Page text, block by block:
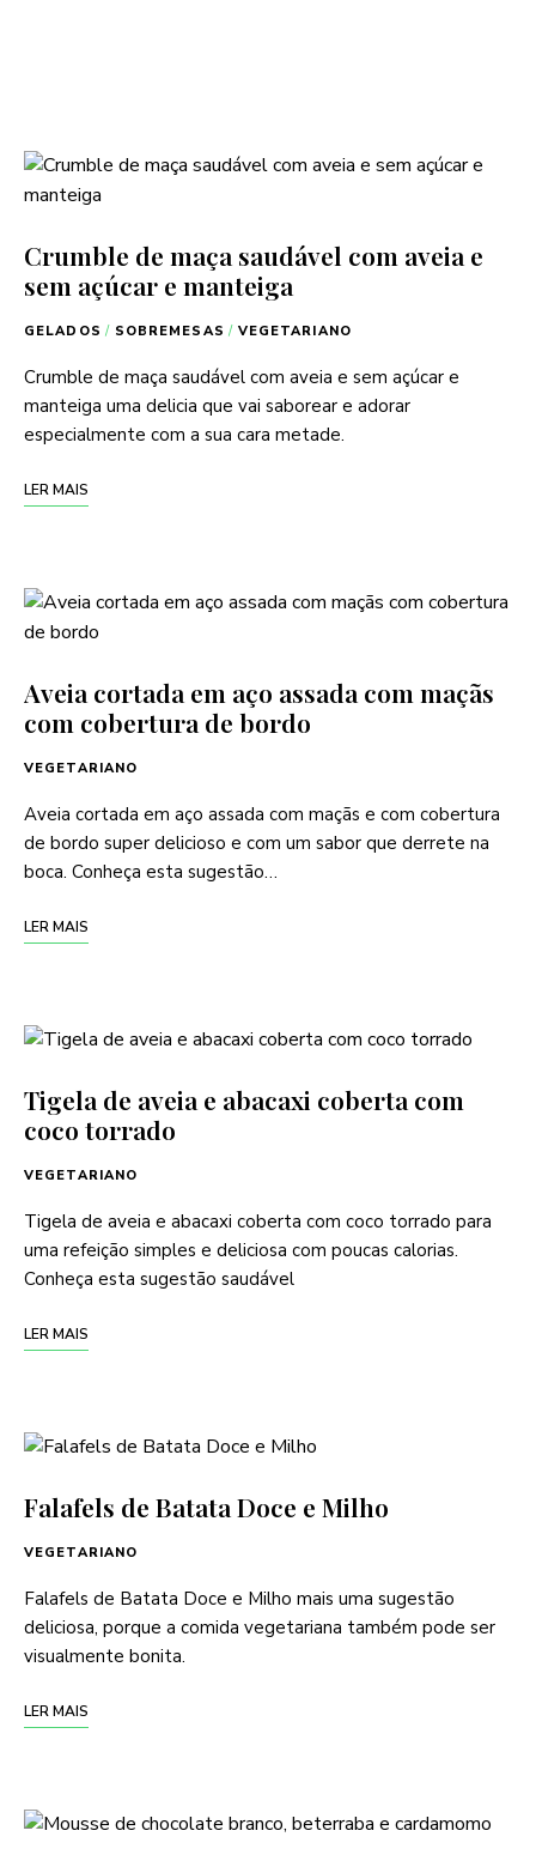
Crumble de maça saudável com aveia e
sem açúcar e manteiga
GELADOS / SOBREMESAS / VEGETARIANO
Crumble de maça saudável com aveia e sem açúcar e
manteiga uma delicia que vai saborear e adorar
especialmente com a sua cara metade.
LER MAIS
Aveia cortada em aço assada com maçãs
com cobertura de bordo
VEGETARIANO
Aveia cortada em aço assada com maçãs e com cobertura
de bordo super delicioso e com um sabor que derrete na
boca. Conheça esta sugestão…
LER MAIS
Tigela de aveia e abacaxi coberta com
coco torrado
VEGETARIANO
Tigela de aveia e abacaxi coberta com coco torrado para
uma refeição simples e deliciosa com poucas calorias.
Conheça esta sugestão saudável
LER MAIS
Falafels de Batata Doce e Milho
VEGETARIANO
Falafels de Batata Doce e Milho mais uma sugestão
deliciosa, porque a comida vegetariana também pode ser
visualmente bonita.
LER MAIS